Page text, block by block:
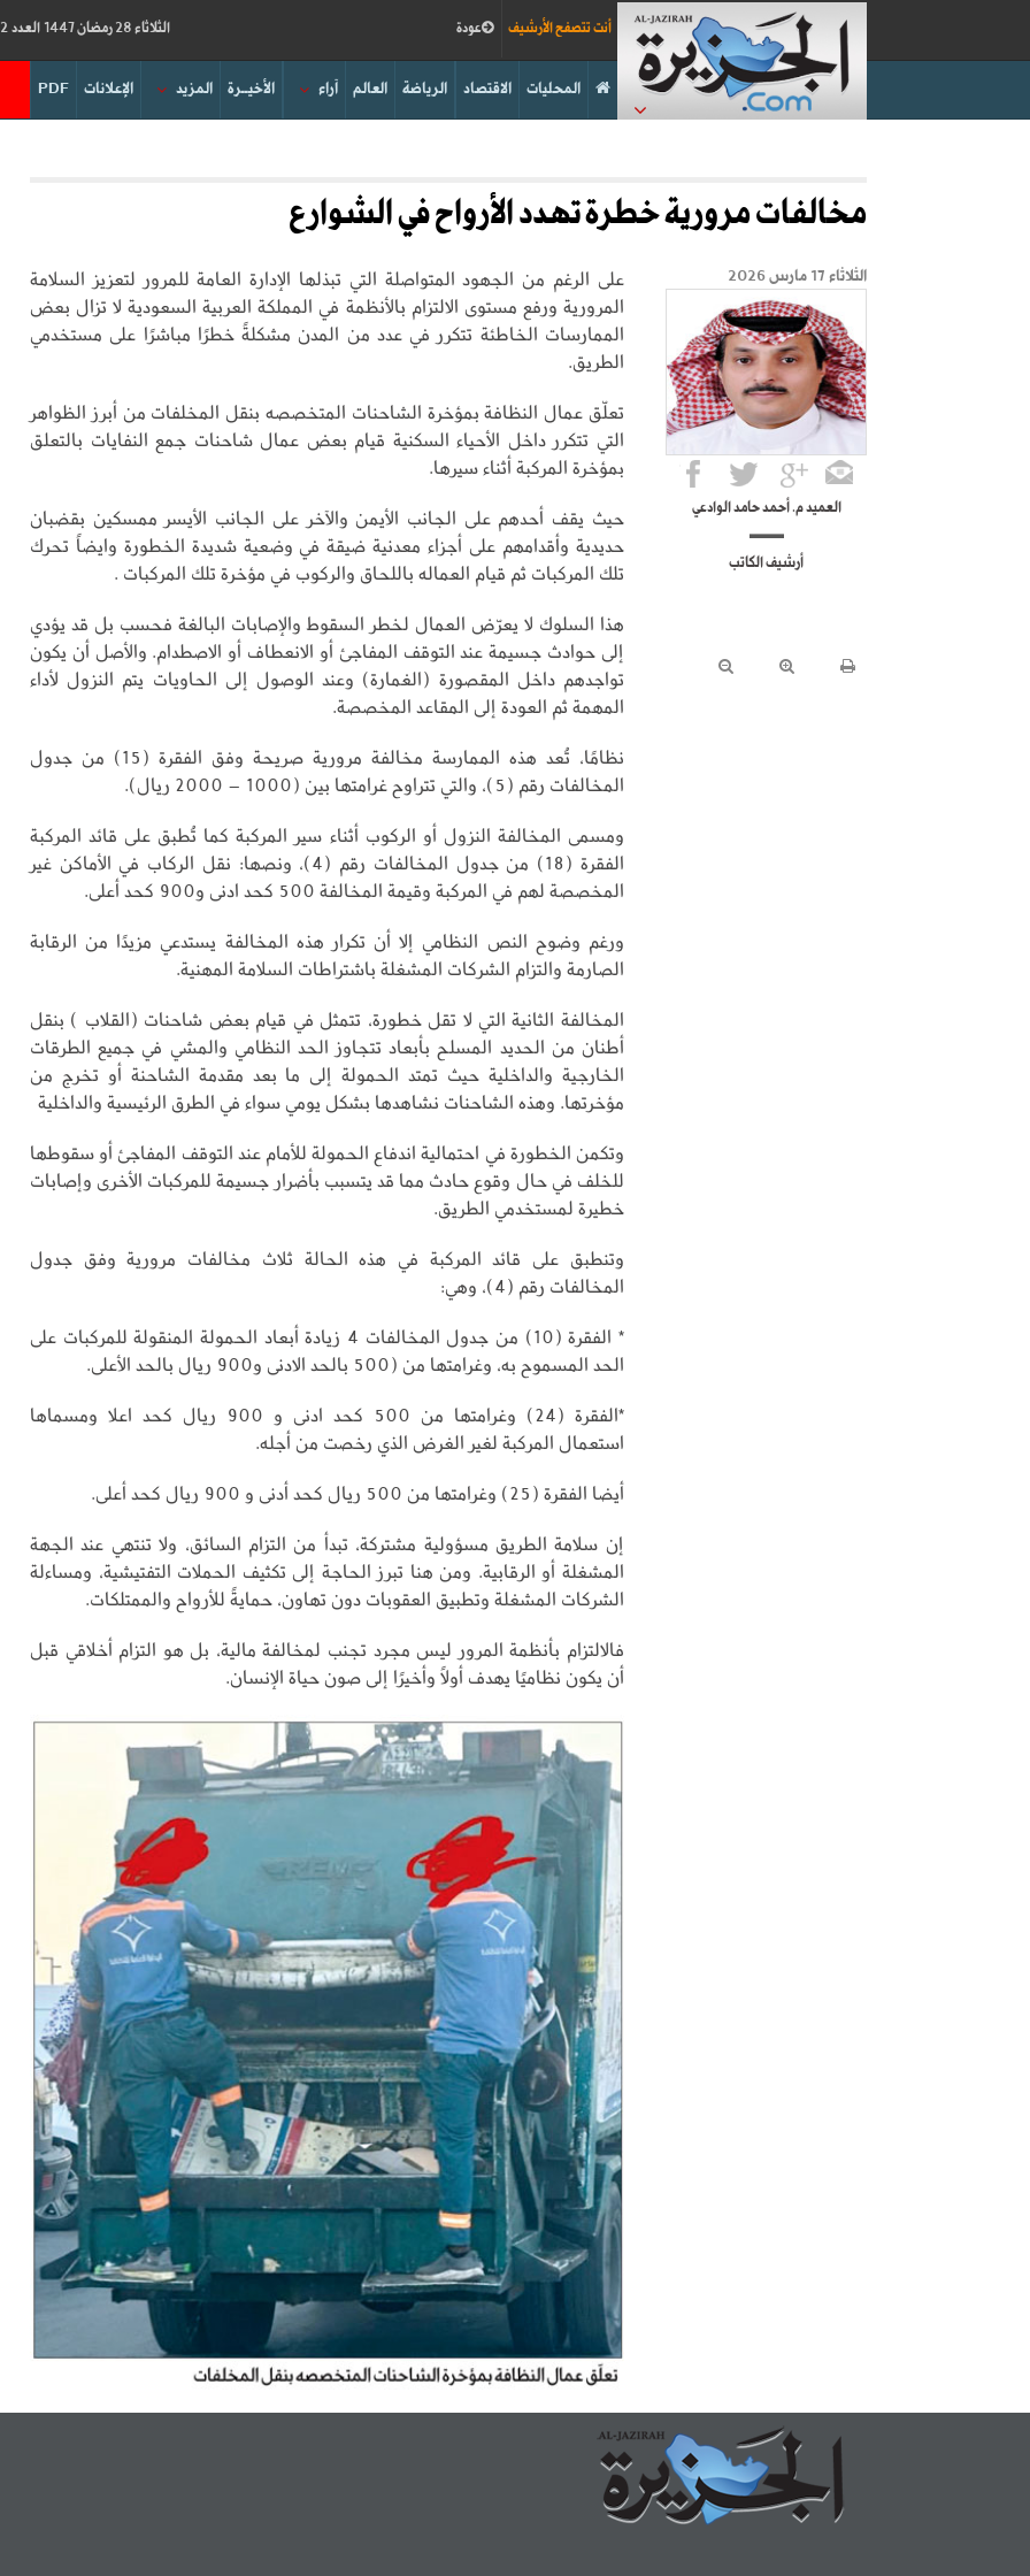
الثلاثاء 28 رمضان 1447 العدد 19212 عودة أنت تتصفح الأرشيف
PDF الإعلانات المزيد الأخيــرة آراء العالم الرياضة الاقتصاد المحليات
مخالفات مرورية خطرة تهدد الأرواح في الشوارع
الثلاثاء 17 مارس 2026
العميد م. أحمد حامد الوادعي
أرشيف الكاتب
على الرغم من الجهود المتواصلة التي تبذلها الإدارة العامة للمرور لتعزيز السلامة
المرورية ورفع مستوى الالتزام بالأنظمة في المملكة العربية السعودية لا تزال بعض
الممارسات الخاطئة تتكرر في عدد من المدن مشكلةً خطرًا مباشرًا على مستخدمي
الطريق.
تعلّق عمال النظافة بمؤخرة الشاحنات المتخصصه بنقل المخلفات من أبرز الظواهر
التي تتكرر داخل الأحياء السكنية قيام بعض عمال شاحنات جمع النفايات بالتعلق
بمؤخرة المركبة أثناء سيرها.
حيث يقف أحدهم على الجانب الأيمن والآخر على الجانب الأيسر ممسكين بقضبان
حديدية وأقدامهم على أجزاء معدنية ضيقة في وضعية شديدة الخطورة وايضاً تحرك
تلك المركبات ثم قيام العماله باللحاق والركوب في مؤخرة تلك المركبات .
هذا السلوك لا يعرّض العمال لخطر السقوط والإصابات البالغة فحسب بل قد يؤدي
إلى حوادث جسيمة عند التوقف المفاجئ أو الانعطاف أو الاصطدام. والأصل أن يكون
تواجدهم داخل المقصورة (الغمارة) وعند الوصول إلى الحاويات يتم النزول لأداء
المهمة ثم العودة إلى المقاعد المخصصة.
نظامًا، تُعد هذه الممارسة مخالفة مرورية صريحة وفق الفقرة (15) من جدول
المخالفات رقم (5)، والتي تتراوح غرامتها بين (1000 – 2000 ريال).
ومسمى المخالفة النزول أو الركوب أثناء سير المركبة كما تُطبق على قائد المركبة
الفقرة (18) من جدول المخالفات رقم (4)، ونصها: نقل الركاب في الأماكن غير
المخصصة لهم في المركبة وقيمة المخالفة 500 كحد ادنى و900 كحد أعلى.
ورغم وضوح النص النظامي إلا أن تكرار هذه المخالفة يستدعي مزيدًا من الرقابة
الصارمة والتزام الشركات المشغلة باشتراطات السلامة المهنية.
المخالفة الثانية التي لا تقل خطورة، تتمثل في قيام بعض شاحنات (القلاب ) بنقل
أطنان من الحديد المسلح بأبعاد تتجاوز الحد النظامي والمشي في جميع الطرقات
الخارجية والداخلية حيث تمتد الحمولة إلى ما بعد مقدمة الشاحنة أو تخرج من
مؤخرتها. وهذه الشاحنات نشاهدها بشكل يومي سواء في الطرق الرئيسية والداخلية
وتكمن الخطورة في احتمالية اندفاع الحمولة للأمام عند التوقف المفاجئ أو سقوطها
للخلف في حال وقوع حادث مما قد يتسبب بأضرار جسيمة للمركبات الأخرى وإصابات
خطيرة لمستخدمي الطريق.
وتنطبق على قائد المركبة في هذه الحالة ثلاث مخالفات مرورية وفق جدول
المخالفات رقم (4)، وهي:
* الفقرة (10) من جدول المخالفات 4 زيادة أبعاد الحمولة المنقولة للمركبات على
الحد المسموح به، وغرامتها من (500 بالحد الادنى و900 ريال بالحد الأعلى.
*الفقرة (24) وغرامتها من 500 كحد ادنى و 900 ريال كحد اعلا ومسماها
استعمال المركبة لغير الغرض الذي رخصت من أجله.
أيضا الفقرة (25) وغرامتها من 500 ريال كحد أدنى و 900 ريال كحد أعلى.
إن سلامة الطريق مسؤولية مشتركة، تبدأ من التزام السائق، ولا تنتهي عند الجهة
المشغلة أو الرقابية. ومن هنا تبرز الحاجة إلى تكثيف الحملات التفتيشية، ومساءلة
الشركات المشغلة وتطبيق العقوبات دون تهاون، حمايةً للأرواح والممتلكات.
فالالتزام بأنظمة المرور ليس مجرد تجنب لمخالفة مالية، بل هو التزام أخلاقي قبل
أن يكون نظاميًا يهدف أولًا وأخيرًا إلى صون حياة الإنسان.